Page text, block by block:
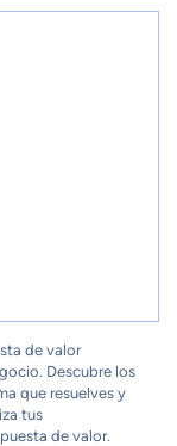
de valor
Descubre los
que resuelves y
tus
de valor.